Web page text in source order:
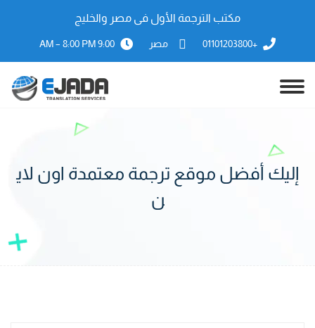
مكتب الترجمة الأول فى مصر والخليج
+01101203800 مصر 9:00 AM – 8:00 PM
إليك أفضل موقع ترجمة معتمدة اون لاي
ن